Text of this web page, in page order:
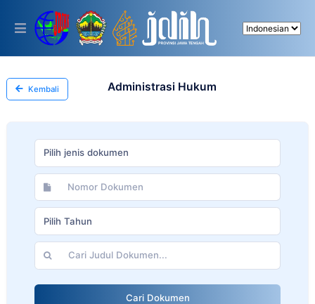
This
includes
accessibility
system.
Kembali Administrasi Hukum
Pilih jenis dokumen
Pilih Tahun
Cari Dokumen